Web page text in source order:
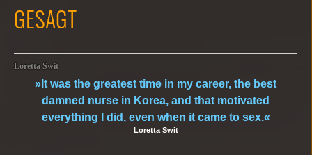
GESAGT
Loretta Swit
»It was the greatest time in my career, the best
damned nurse in Korea, and that motivated
everything I did, even when it came to sex.«
Loretta Swit